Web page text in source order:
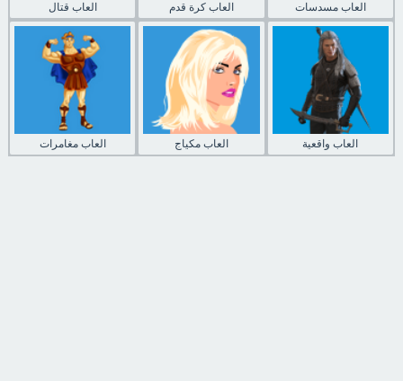
العاب قتال العاب كرة قدم العاب مسدسات
العاب مغامرات العاب مكياج العاب واقعية